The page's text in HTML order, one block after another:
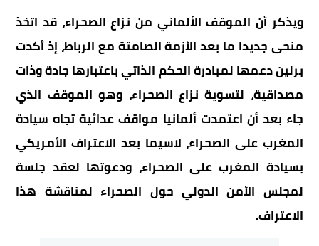
ويذكر أن الموقف الألماني من نزاع الصحراء، قد اتخذ
منحىجديدا ما بعدالأزمةالصامتةمعالرباط، إذأكدت
برليندعمهالمبادرةالحكمالذاتيباعتبارهاجادةوذات
مصداقية، لتسوية نزاع الصحراء، وهو الموقف الذي
جاء بعد أن اعتمدت ألمانيا مواقف عدائية تجاه سيادة
المغرب على الصحراء، لاسيما بعد الاعتراف الأمريكي
بسيادة المغرب على الصحراء، ودعوتها لعقد جلسة
لمجلس الأمن الدولي حول الصحراء لمناقشة هذا
الاعتراف.